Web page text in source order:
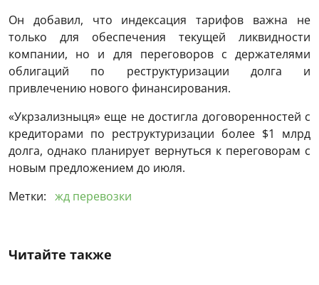
Он добавил, что индексация тарифов важна не
только для обеспечения текущей ликвидности
компании, но и для переговоров с держателями
облигаций по реструктуризации долга и
привлечению нового финансирования.
«Укрзализныця» еще не достигла договоренностей с
кредиторами по реструктуризации более $1 млрд
долга, однако планирует вернуться к переговорам с
новым предложением до июля.
Метки: жд перевозки
Читайте также